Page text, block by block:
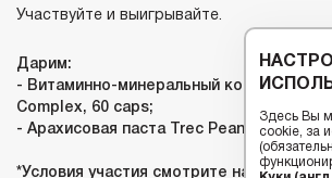
Участвуйте и выигрывайте.
Дарим:
- Витаминно-минеральный комплекс
Complex, 60 caps;
- Арахисовая паста Trec Peanut Butter
*Условия участия смотрите на нашей
Здесь Вы
cookie, за